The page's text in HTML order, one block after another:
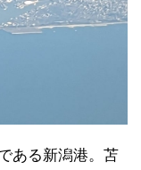
ある新潟港。苫